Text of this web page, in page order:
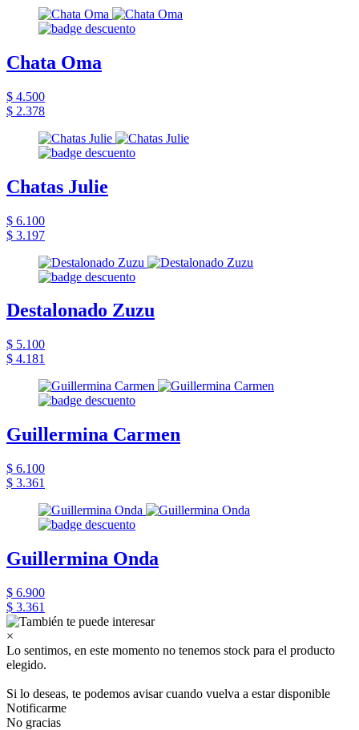
Chata Oma
$ 4.500
$ 2.378
Chatas Julie
$ 6.100
$ 3.197
Destalonado Zuzu
$ 5.100
$ 4.181
Guillermina Carmen
$ 6.100
$ 3.361
Guillermina Onda
$ 6.900
$ 3.361
×
Lo sentimos, en este momento no tenemos stock para el producto
elegido.
Si lo deseas, te podemos avisar cuando vuelva a estar disponible
Notificarme
No gracias